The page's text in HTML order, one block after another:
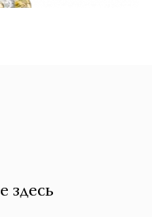
здесь